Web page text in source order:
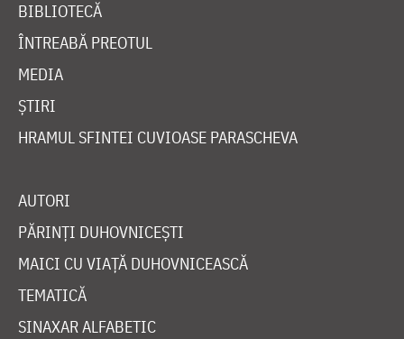
BIBLIOTECĂ
ÎNTREABĂ PREOTUL
MEDIA
ȘTIRI
HRAMUL SFINTEI CUVIOASE PARASCHEVA
AUTORI
PĂRINȚI DUHOVNICEȘTI
MAICI CU VIAȚĂ DUHOVNICEASCĂ
TEMATICĂ
SINAXAR ALFABETIC